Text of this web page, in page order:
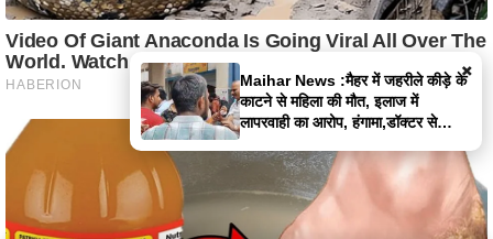
×
Maihar News :मैहर में जहरीले कीड़े के
काटने से महिला की मौत, इलाज में
लापरवाही का आरोप, हंगामा,डॉक्टर से